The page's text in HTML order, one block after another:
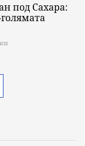
под Сахара: